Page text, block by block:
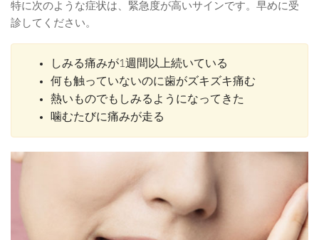
特に次のような症状は、緊急度が高いサインです。早めに受
診してください。
しみる痛みが1週間以上続いている
何も触っていないのに歯がズキズキ痛む
熱いものでもしみるようになってきた
噛むたびに痛みが走る